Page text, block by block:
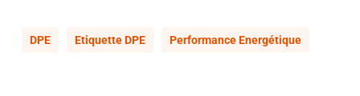
DPE Etiquette DPE Performance Energétique